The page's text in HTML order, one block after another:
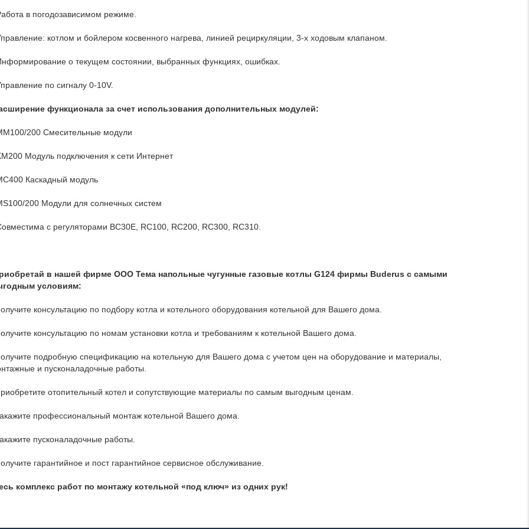
в погодозависимом режиме.
котлом и бойлером косвенного нагрева, линией рециркуляции, 3-х ходовым клапаном.
о текущем состоянии, выбранных функциях, ошибках.
по сигналу 0-10V.
функционала за счет использования дополнительных модулей:
200 Смесительные модули
Модуль подключения к сети Интернет
Каскадный модуль
200 Модули для солнечных систем
с регуляторами BC30E, RC100, RC200, RC300, RC310.
в нашей фирме ООО Тема напольные чугунные газовые котлы G124 фирмы Buderus с самыми
условиям:
консультацию по подбору котла и котельного оборудования котельной для Вашего дома.
консультацию по номам установки котла и требованиям к котельной Вашего дома.
подробную спецификацию на котельную для Вашего дома с учетом цен на оборудование и материалы,
и пусконаладочные работы.
отопительный котел и сопутствующие материалы по самым выгодным ценам.
профессиональный монтаж котельной Вашего дома.
пусконаладочные работы.
гарантийное и пост гарантийное сервисное обслуживание.
комплекс работ по монтажу котельной «под ключ» из одних рук!